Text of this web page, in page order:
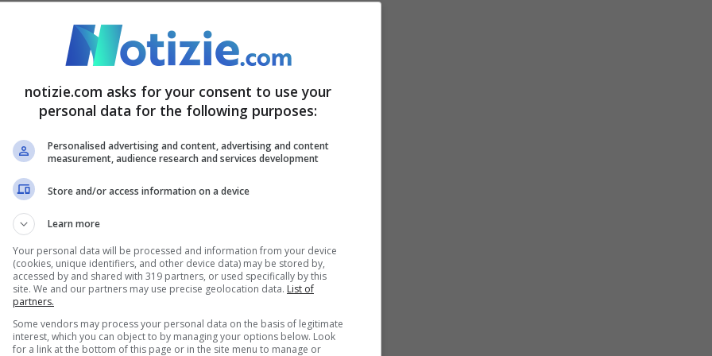
persi sia tutta in mano dell’azienda. È lì
del denaro, ed è sempre lì che questo
di gioco. L’accusa mossa è di non aver
17 anni – quindi minorenne – di accedere e
che ha così causato problemi economici
diretto interessato, ma anche di tutti i suoi
di Bingoal
e riporta il portale NOS, questo
notizie.com asks for your consent to use your
personal data for the following purposes:
Personalised advertising and content, advertising and content
measurement, audience research and services development
Store and/or access information on a device
Learn more
Your personal data will be processed and information from your device
(cookies, unique identifiers, and other device data) may be stored by,
accessed by and shared with 319 partners, or used specifically by this
site. We and our partners may use precise geolocation data. List of
partners.
Some vendors may process your personal data on the basis of legitimate
interest, which you can object to by managing your options below. Look
for a link at the bottom of this page or in the site menu to manage or